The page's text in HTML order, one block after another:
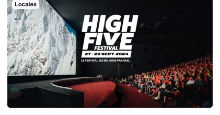
Locales